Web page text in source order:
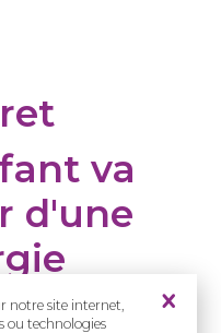
notre site internet,
ou technologies
va
d'une